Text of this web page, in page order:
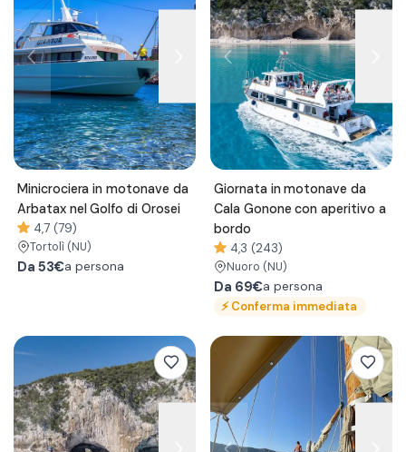
Minicrociera in motonave da
Arbatax nel Golfo di Orosei
4,7 (79)
Tortolì (NU)
Da 53€a persona
Giornata in motonave da
Cala Gonone con aperitivo a
bordo
4,3 (243)
Nuoro (NU)
Da 69€a persona
⚡Conferma immediata